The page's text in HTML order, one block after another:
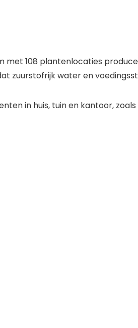
met 108 plantenlocaties
zuurstofrijk water en
in huis, tuin en kantoor, zoals